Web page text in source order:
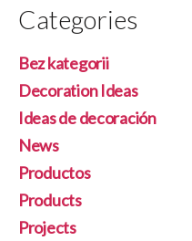
Categories
Bez kategorii
Decoration Ideas
Ideas de decoración
News
Productos
Products
Projects